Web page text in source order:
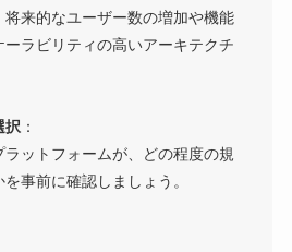
来的なユーザー数の増加や機能
ラビリティの高いアーキテクチ
択 ：
ットフォームが、どの程度の規
事前に確認しましょう。